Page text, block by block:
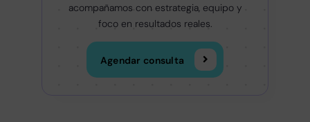
acompañamos con estrategia, equipo y
foco en resultados reales.
Agendar consulta